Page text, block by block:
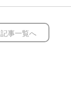
記事一覧へ